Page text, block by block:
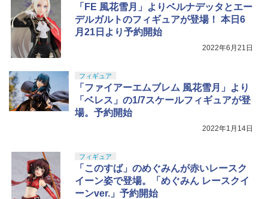
「FE 風花雪月」よりベルナデッタとエー
デルガルトのフィギュアが登場！ 本日6
月21日より予約開始
2022年6月21日
フィギュア
「ファイアーエムブレム 風花雪月」より
「ベレス」の1/7スケールフィギュアが登
場。予約開始
2022年1月14日
フィギュア
「このすば」のめぐみんが赤いレースク
イーン姿で登場。「めぐみん レースクイ
ーンver.」予約開始